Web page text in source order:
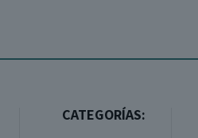
CATEGORÍAS: